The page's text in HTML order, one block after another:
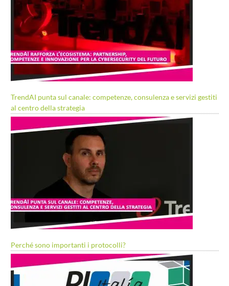
TrendAI punta sul canale: competenze, consulenza e servizi gestiti
al centro della strategia
Perché sono importanti i protocolli?